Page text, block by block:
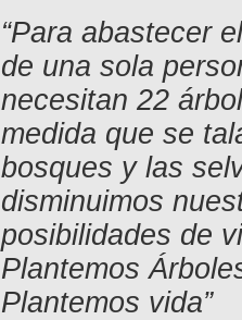
“Para abastecer
de una sola
necesitan 22
medida que se
bosques y las
disminuimos
posibilidades de
Plantemos
Plantemos vida”